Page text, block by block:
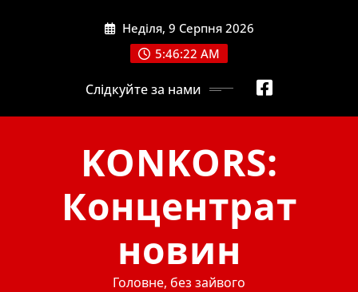
Неділя, 9 Серпня 2026
5:46:23 AM
Слідкуйте за нами
KONKORS:
Концентрат
новин
Головне, без зайвого